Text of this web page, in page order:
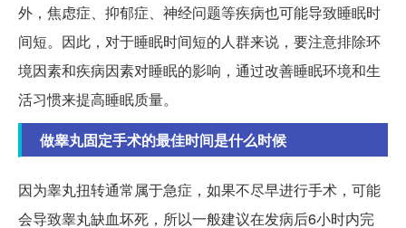
外，焦虑症、抑郁症、神经问题等疾病也可能导致睡眠时
间短。因此，对于睡眠时间短的人群来说，要注意排除环
境因素和疾病因素对睡眠的影响，通过改善睡眠环境和生
活习惯来提高睡眠质量。
做睾丸固定手术的最佳时间是什么时候
因为睾丸扭转通常属于急症，如果不尽早进行手术，可能
会导致睾丸缺血坏死，所以一般建议在发病后6小时内完